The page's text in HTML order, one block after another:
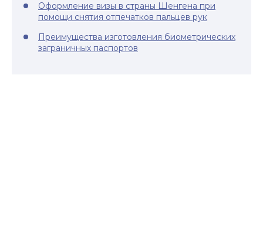
Оформление визы в страны Шенгена при
помощи снятия отпечатков пальцев рук
Преимущества изготовления биометрических
заграничных паспортов